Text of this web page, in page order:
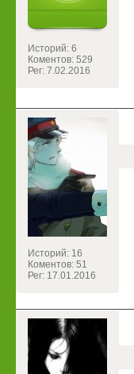
Историй: 6
Коментов: 529
Рег: 7.02.2016
Историй: 16
Коментов: 51
Рег: 17.01.2016